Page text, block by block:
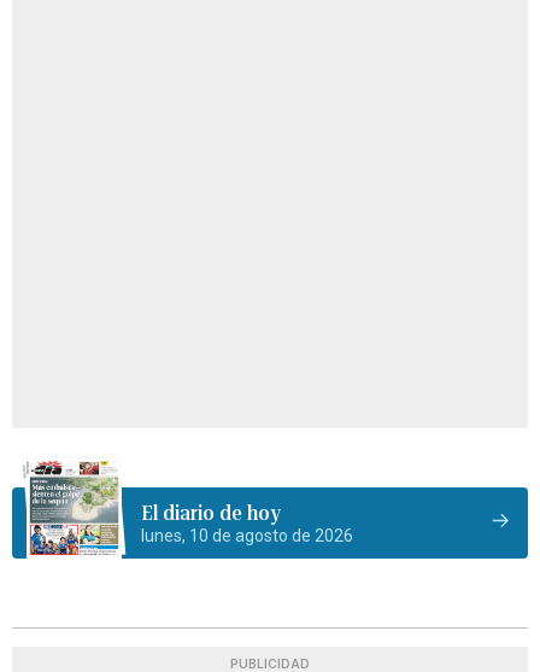
El diario de hoy
lunes, 10 de agosto de 2026
PUBLICIDAD